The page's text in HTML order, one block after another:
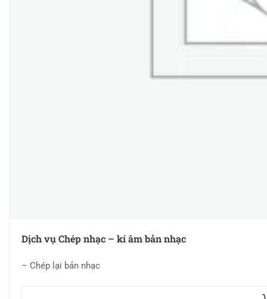
Dịch vụ Chép nhạc – kí âm bản nhạc
– Chép lại bản nhạc